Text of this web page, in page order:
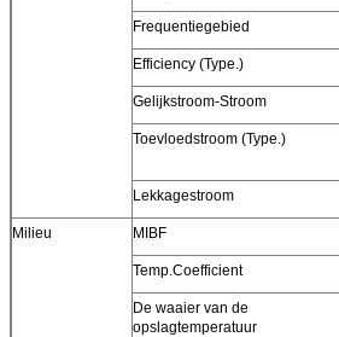
Frequentiegebied
Efficiency (Type.)
Gelijkstroom-Stroom
Toevloedstroom (Type.)
Lekkagestroom
Milieu MIBF
Temp.Coefficient
De waaier van de
opslagtemperatuur